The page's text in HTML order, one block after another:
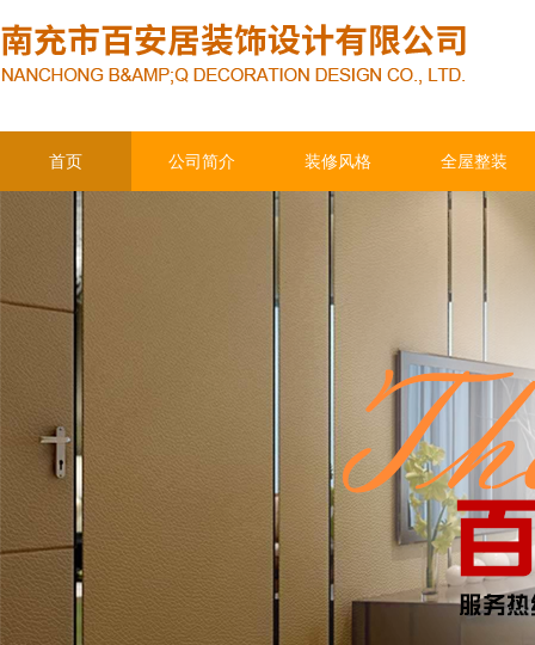
首页 公司简介 装修风格 全屋整装